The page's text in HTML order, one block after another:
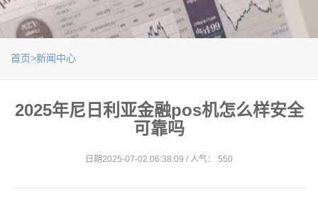
首页>新闻中心
2025年尼日利亚金融pos机怎么样安全
可靠吗
日期2025-07-02 06:38:09 / 人气： 550